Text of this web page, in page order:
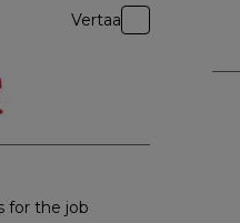
Vertaa
for the job